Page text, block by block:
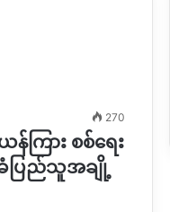
270
န်ကြား စစ်ရေး
ခံပြည်သူအချို့